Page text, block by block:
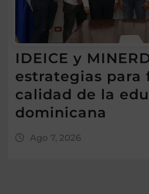
IDEICE y
estrategias para
calidad de la
dominicana
Ago 7, 2026